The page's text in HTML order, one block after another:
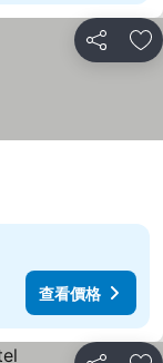
分享 加
查看價格